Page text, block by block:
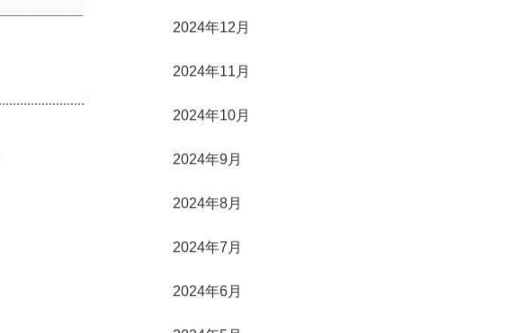
2024年12月
2024年11月
2024年10月
2024年9月
2024年8月
2024年7月
2024年6月